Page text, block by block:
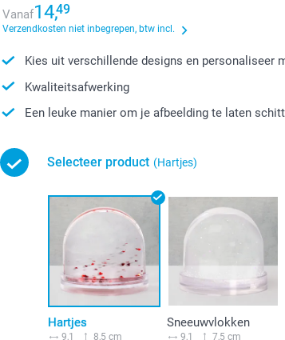
Vanaf14,49
Verzendkosten niet inbegrepen, btw incl.
Kies uit verschillende designs en personaliseer
Kwaliteitsafwerking
Een leuke manier om je afbeelding te laten
Selecteer product (Hartjes)
Hartjes
9,1 8,5 cm
Sneeuwvlokken
9,1 7,5 cm